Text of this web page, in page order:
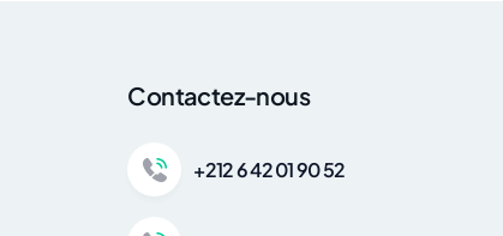
Contactez-nous
+212 6 42 01 90 52